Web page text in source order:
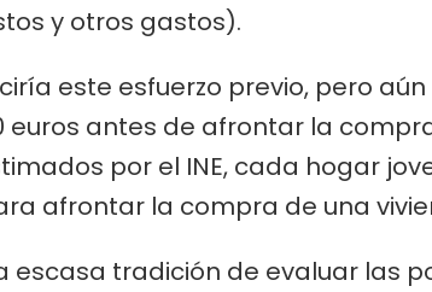
y otros gastos).
este esfuerzo previo, pero
euros antes de afrontar la
por el INE, cada hogar
afrontar la compra de una
escasa tradición de evaluar las